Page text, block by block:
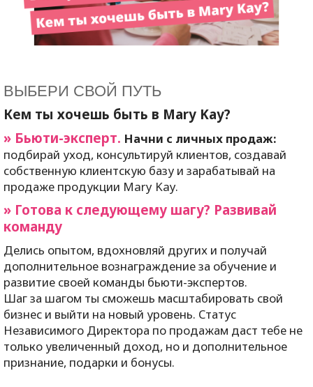
ВЫБЕРИ СВОЙ ПУТЬ
Кем ты хочешь быть в Mary Kay?
» Бьюти-эксперт. Начни с личных продаж:
подбирай уход, консультируй клиентов, создавай
собственную клиентскую базу и зарабатывай на
продаже продукции Mary Kay.
» Готова к следующему шагу? Развивай
команду
Делись опытом, вдохновляй других и получай
дополнительное вознаграждение за обучение и
развитие своей команды бьюти-экспертов.
Шаг за шагом ты сможешь масштабировать свой
бизнес и выйти на новый уровень. Статус
Независимого Директора по продажам даст тебе не
только увеличенный доход, но и дополнительное
признание, подарки и бонусы.